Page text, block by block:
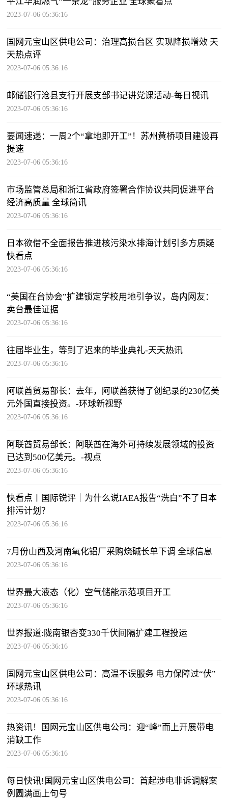
2023-07-06 05:36:16
国网元宝山区供电公司：治理高损台区 实现降损增效 天
天热点评
2023-07-06 05:36:16
邮储银行沧县支行开展支部书记讲党课活动-每日视讯
2023-07-06 05:36:16
要闻速递：一周2个“拿地即开工”！苏州黄桥项目建设再
提速
2023-07-06 05:36:16
市场监管总局和浙江省政府签署合作协议共同促进平台
经济高质量 全球简讯
2023-07-06 05:36:16
日本欲借不全面报告推进核污染水排海计划引多方质疑
快看点
2023-07-06 05:36:16
“美国在台协会”扩建锁定学校用地引争议，岛内网友：
卖台最佳证据
2023-07-06 05:36:16
往届毕业生，等到了迟来的毕业典礼-天天热讯
2023-07-06 05:36:16
阿联酋贸易部长：去年，阿联酋获得了创纪录的230亿美
元外国直接投资。-环球新视野
2023-07-06 05:36:16
阿联酋贸易部长：阿联酋在海外可持续发展领域的投资
已达到500亿美元。-视点
2023-07-06 05:36:16
快看点丨国际锐评｜为什么说IAEA报告“洗白”不了日本
排污计划？
2023-07-06 05:36:16
7月份山西及河南氧化铝厂采购烧碱长单下调 全球信息
2023-07-06 05:36:16
世界最大液态（化）空气储能示范项目开工
2023-07-06 05:36:16
世界报道:陇南银杏变330千伏间隔扩建工程投运
2023-07-06 05:36:16
国网元宝山区供电公司：高温不误服务 电力保障过“伏”
环球热讯
2023-07-06 05:36:16
热资讯！国网元宝山区供电公司：迎“峰”而上开展带电
消缺工作
2023-07-06 05:36:16
每日快讯!国网元宝山区供电公司：首起涉电非诉调解案
例圆满画上句号